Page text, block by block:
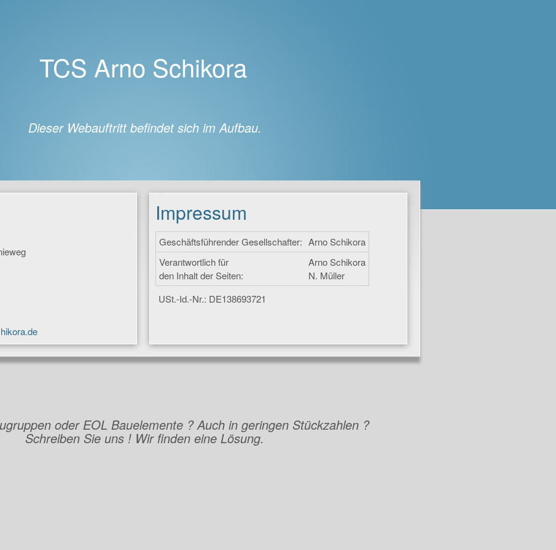
TCS Arno Schikora
Dieser Webauftritt befindet sich im Aufbau.
Impressum
Geschäftsführender Gesellschafter: Arno Schikora
Verantwortlich für
den Inhalt der Seiten:
Arno Schikora
N. Müller
USt.-Id.-Nr.: DE138693721
oder EOL Bauelemente ? Auch in geringen Stückzahlen ?
Schreiben Sie uns ! Wir finden eine Lösung.